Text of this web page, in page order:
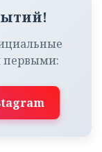
первыми: